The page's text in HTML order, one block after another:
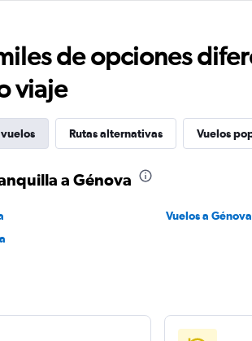
de opciones
viaje
Rutas alternativas Vuelos
a Génova
Vuelos a Génova